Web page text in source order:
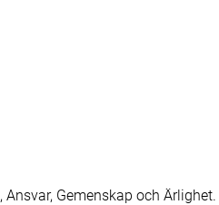
Gemenskap och Ärlighet.